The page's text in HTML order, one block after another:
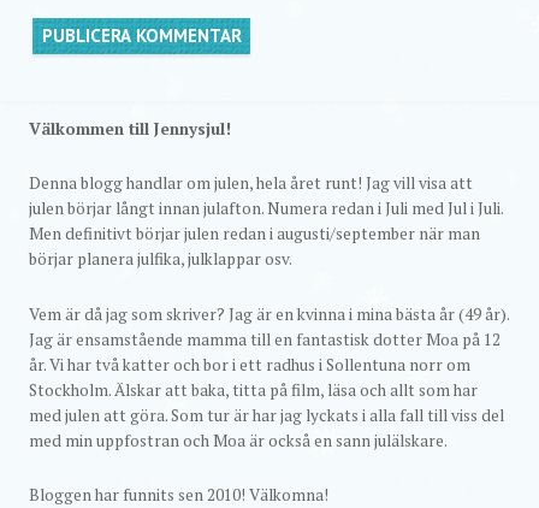
Välkommen till Jennysjul!
Denna blogg handlar om julen, hela året runt! Jag vill visa att
julen börjar långt innan julafton. Numera redan i Juli med Jul i Juli.
Men definitivt börjar julen redan i augusti/september när man
börjar planera julfika, julklappar osv.
Vem är då jag som skriver? Jag är en kvinna i mina bästa år (49 år).
Jag är ensamstående mamma till en fantastisk dotter Moa på 12
år. Vi har två katter och bor i ett radhus i Sollentuna norr om
Stockholm. Älskar att baka, titta på film, läsa och allt som har
med julen att göra. Som tur är har jag lyckats i alla fall till viss del
med min uppfostran och Moa är också en sann julälskare.
Bloggen har funnits sen 2010! Välkomna!